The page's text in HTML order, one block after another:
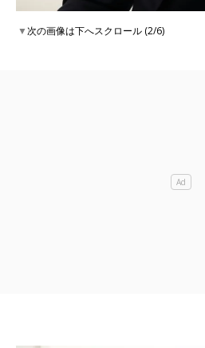
▼次の画像は下へスクロール (2/6)